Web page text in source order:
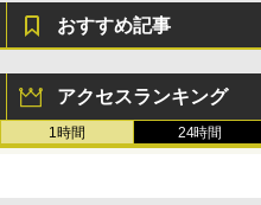
おすすめ記事
アクセスランキング
1時間 24時間